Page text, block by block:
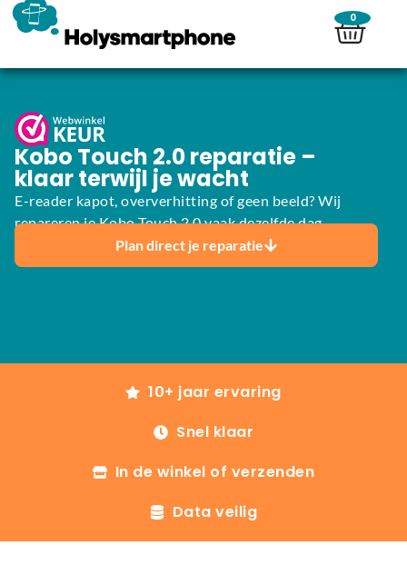
0
Kobo Touch 2.0 reparatie –
klaar terwijl je wacht
E-reader kapot, oververhitting of geen beeld? Wij
repareren je Kobo Touch 2.0 vaak dezelfde dag.
Plan direct je reparatie
10+ jaar ervaring
Snel klaar
In de winkel of verzenden
Data veilig